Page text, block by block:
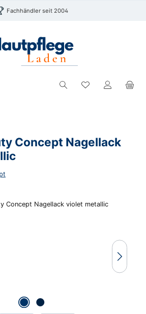
Fachhändler seit 2004
Du hast 0
Concept Nagellack